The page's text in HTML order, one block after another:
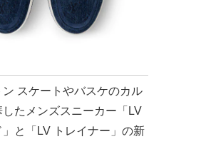
ン スケートやバスケのカル
たメンズスニーカー「LV
と「LV トレイナー」の新